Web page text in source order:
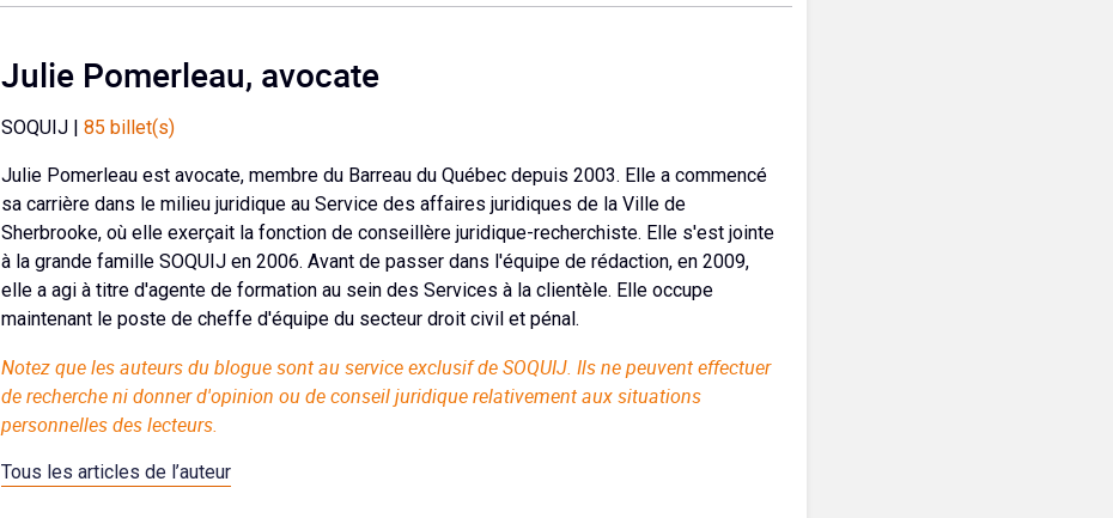
Julie Pomerleau, avocate
SOQUIJ | 85 billet(s)
Julie Pomerleau est avocate, membre du Barreau du Québec depuis 2003. Elle a commencé
sa carrière dans le milieu juridique au Service des affaires juridiques de la Ville de
Sherbrooke, où elle exerçait la fonction de conseillère juridique-recherchiste. Elle s'est jointe
à la grande famille SOQUIJ en 2006. Avant de passer dans l'équipe de rédaction, en 2009,
elle a agi à titre d'agente de formation au sein des Services à la clientèle. Elle occupe
maintenant le poste de cheffe d'équipe du secteur droit civil et pénal.
Notez que les auteurs du blogue sont au service exclusif de SOQUIJ. Ils ne peuvent effectuer
de recherche ni donner d'opinion ou de conseil juridique relativement aux situations
personnelles des lecteurs.
Tous les articles de l’auteur